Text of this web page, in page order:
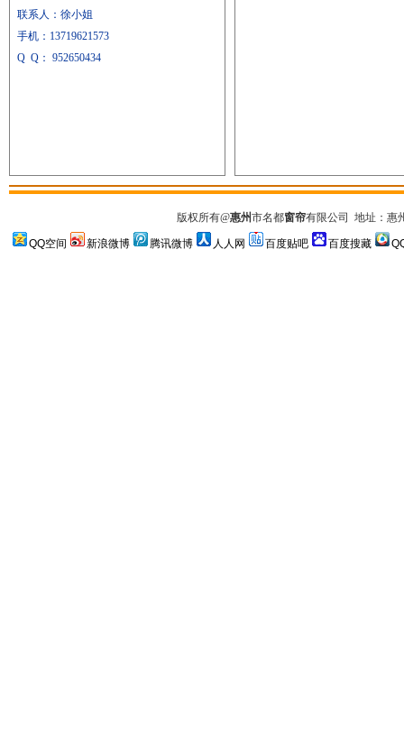
联系人：徐小姐
手机： 13719621573
Q Q ： 952650434
版权所有@惠州市名都窗帘有限公司 地址：惠
QQ空间 新浪微博 腾讯微博 人人网 百度贴吧 百度搜藏